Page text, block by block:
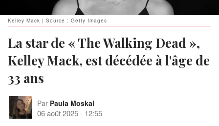
Kelley Mack | Source : Getty Images
La star de « The Walking Dead »,
Kelley Mack, est décédée à l'âge de
33 ans
Par Paula Moskal
06 août 2025- 12:55